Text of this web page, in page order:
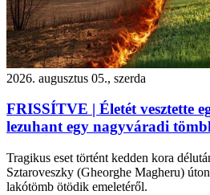
2026. augusztus 05., szerda
FRISSÍTVE | Életét vesztette
lezuhant egy nagyváradi
Tragikus eset történt kedden kora
Sztaroveszky (Gheorghe Magheru)
lakótömb ötödik emeletéről.